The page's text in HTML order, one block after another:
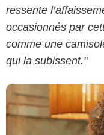
ressente
occasionnés par
comme une
qui la subissent."